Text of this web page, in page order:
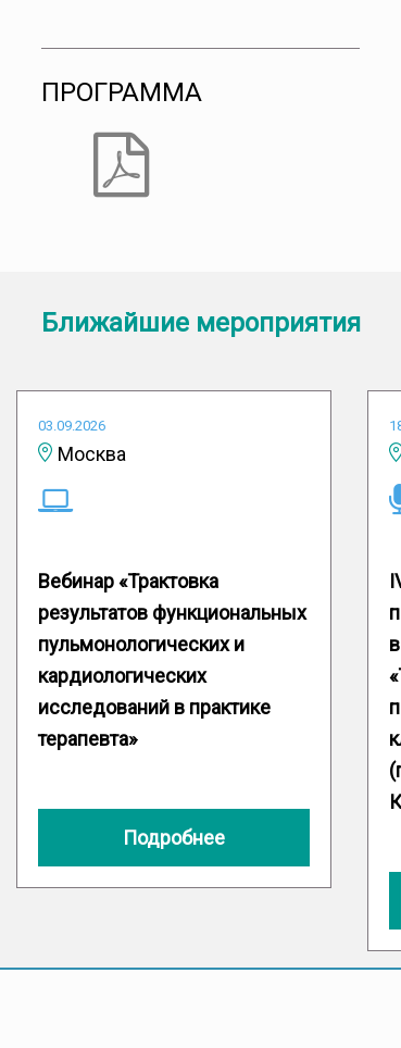
ПРОГРАММА
Ближайшие мероприятия
03.09.2026
Москва
Вебинар «Трактовка
результатов функциональных
пульмонологических и
кардиологических
исследований в практике
терапевта»
Подробнее